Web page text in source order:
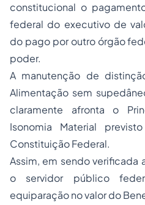
constitucional o
federal do executivo de
do pago por outro órgão
poder.
A manutenção de
Alimentação sem
claramente afronta o
Isonomia Material
Constituição Federal.
Assim, em sendo verificada
o servidor público
equiparação no valor do